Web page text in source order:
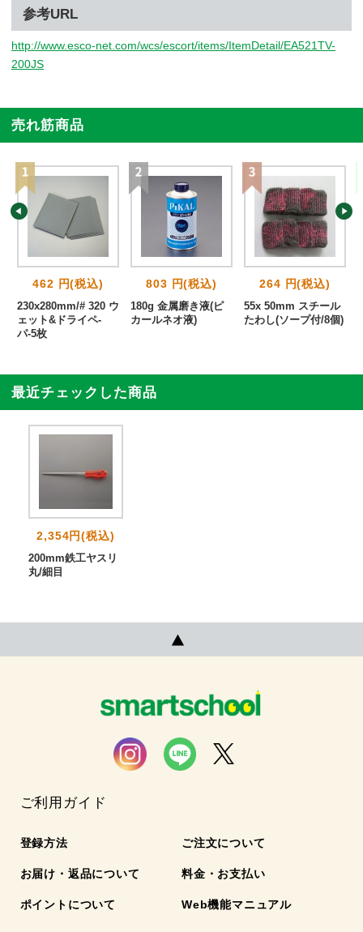
参考URL
http://www.esco-net.com/wcs/escort/items/ItemDetail/EA521TV-
200JS
売れ筋商品
462 円(税込)
230x280mm/# 320 ウ
ェット&ドライペ-
パ-5枚
803 円(税込)
180g 金属磨き液(ピ
カールネオ液)
264 円(税込)
55x 50mm スチール
たわし(ソープ付/8個)
最近チェックした商品
2,354円(税込)
200mm鉄工ヤスリ
丸/細目
ご利用ガイド
登録方法 ご注文について
お届け・返品について 料金・お支払い
ポイントについて Web機能マニュアル